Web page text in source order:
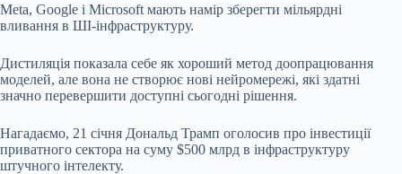
Meta, Google і Microsoft мають намір зберегти мільярдні
вливання в ШІ-інфраструктуру.
Дистиляція показала себе як хороший метод доопрацювання
моделей, але вона не створює нові нейромережі, які здатні
значно перевершити доступні сьогодні рішення.
Нагадаємо, 21 січня Дональд Трамп оголосив про інвестиції
приватного сектора на суму $500 млрд в інфраструктуру
штучного інтелекту.